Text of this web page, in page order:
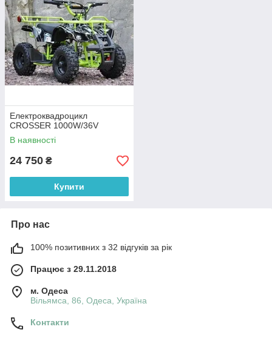
Електроквадроцикл
CROSSER 1000W/36V
В наявності
24 750 ₴
Купити
Про нас
100% позитивних з 32 відгуків за рік
Працює з 29.11.2018
м. Одеса
Вільямса, 86, Одеса, Україна
Контакти